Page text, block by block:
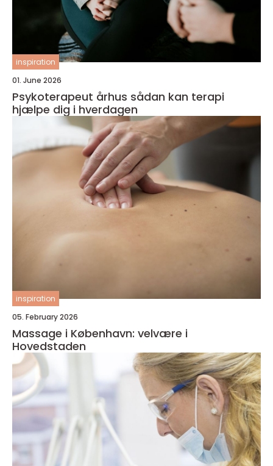
inspiration
01. June 2026
Psykoterapeut århus sådan kan terapi
hjælpe dig i hverdagen
inspiration
05. February 2026
Massage i København: velvære i
Hovedstaden